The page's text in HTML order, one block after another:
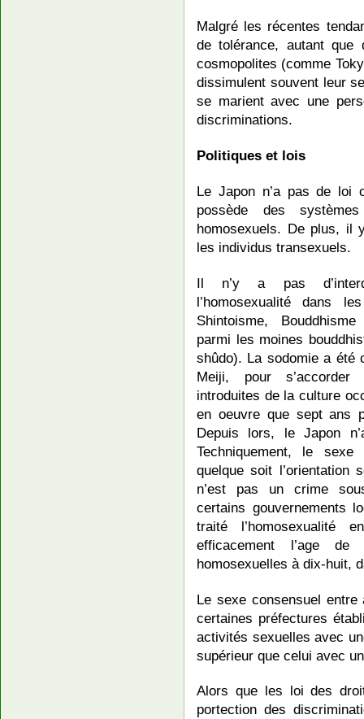
Malgré les récentes
de tolérance, autant
cosmopolites (comme
dissimulent souvent leur
se marient avec une
discriminations.
Politiques et lois
Le Japon n’a pas de loi
possède des
homosexuels. De plus, il
les individus transexuels.
Il n’y a pas
l’homosexualité dans
Shintoisme,
parmi les moines
shûdo). La sodomie a été
Meiji, pour s’accorder
introduites de la culture
en oeuvre que sept ans
Depuis lors, le Japon
Techniquement, le
quelque soit l’orientation
n’est pas un crime
certains gouvernements
traité l’homosexualité
efficacement l’age de
homosexuelles à dix-huit,
Le sexe consensuel
certaines préfectures
activités sexuelles avec
supérieur que celui avec
Alors que les loi des
portection des